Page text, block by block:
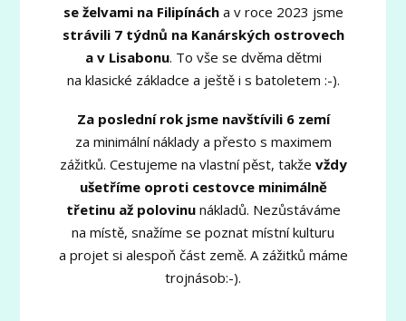
se želvami na Filipínách a v roce 2023 jsme
strávili 7 týdnů na Kanárských ostrovech
a v Lisabonu. To vše se dvěma dětmi
na klasické základce a ještě i s batoletem :-).
Za poslední rok jsme navštívili 6 zemí
za minimální náklady a přesto s maximem
zážitků. Cestujeme na vlastní pěst, takže vždy
ušetříme oproti cestovce minimálně
třetinu až polovinunákladů. Nezůstáváme
na místě, snažíme se poznat místní kulturu
a projet si alespoň část země. A zážitků máme
trojnásob:-).